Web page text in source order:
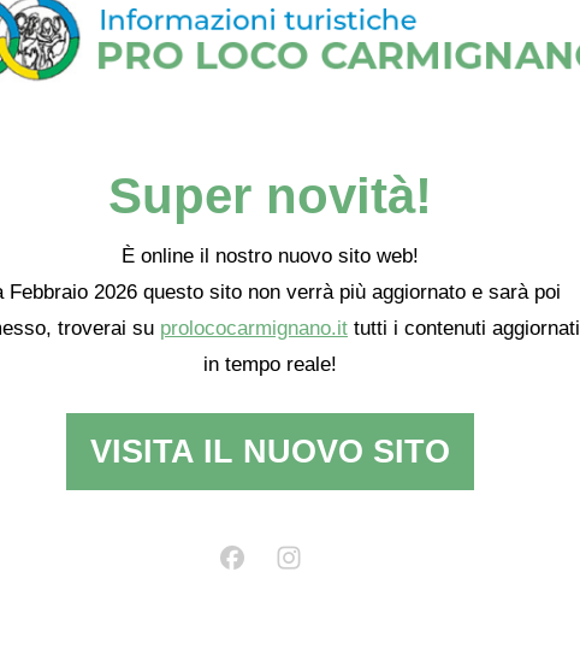
Super novità!
È online il nostro nuovo sito web!
Febbraio 2026 questo sito non verrà più aggiornato e sarà poi
troverai su prolococarmignano.it tutti i contenuti aggiornati
in tempo reale!
VISITA IL NUOVO SITO